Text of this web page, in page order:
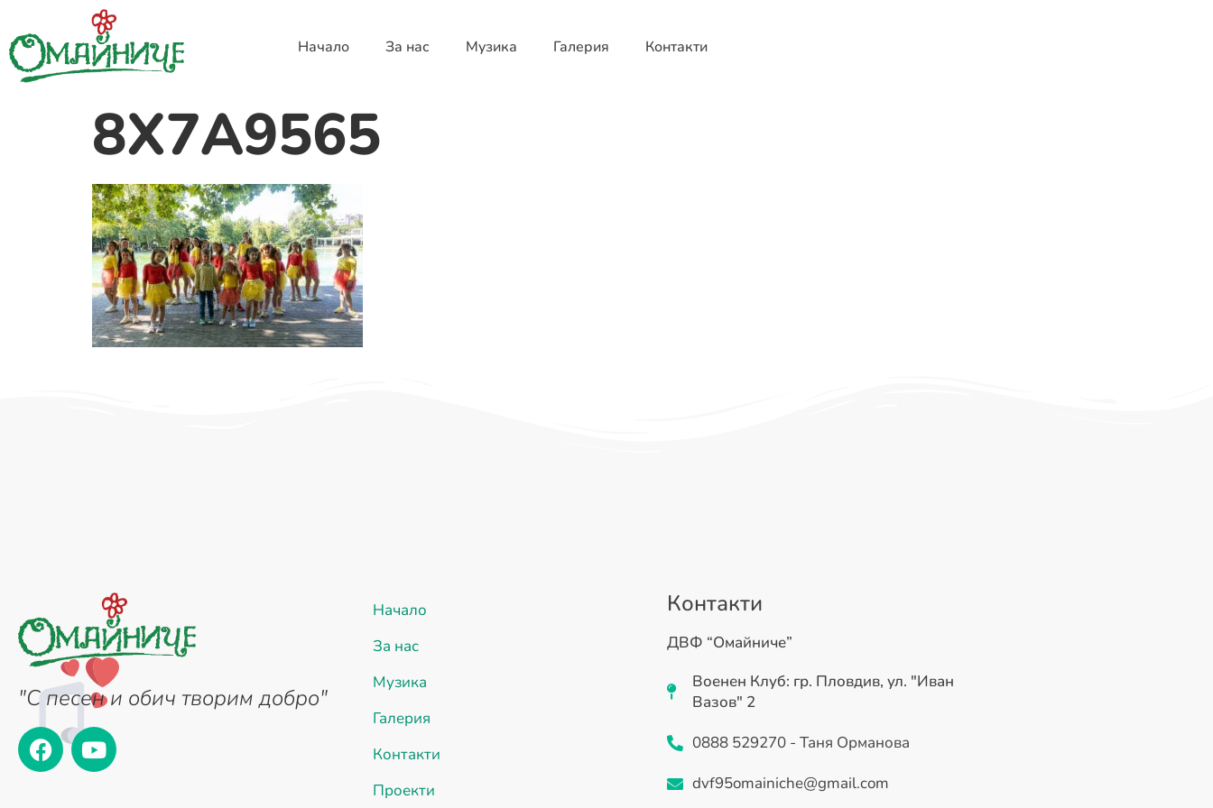
Начало За нас Музика Галерия Контакти
8X7A9565
"С песен и обич творим добро"
Начало
За нас
Музика
Галерия
Контакти
Проекти
Контакти
ДВФ “Омайниче”
Военен Клуб: гр. Пловдив, ул. "Иван
Вазов" 2
0888 529270 - Таня Орманова
dvf95omainiche@gmail.com